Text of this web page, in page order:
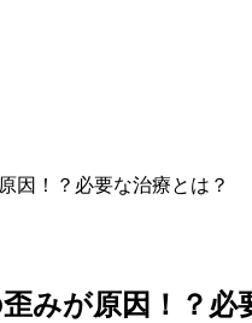
因！？必要な治療とは？
みが原因！？